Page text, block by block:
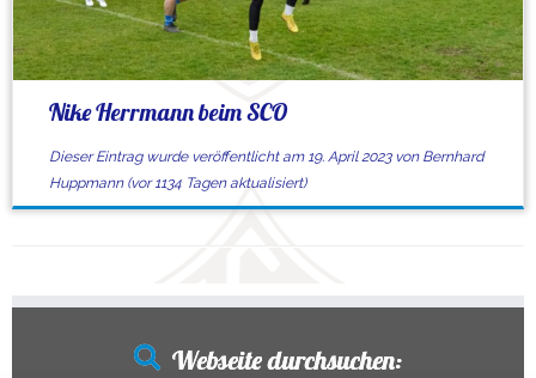
Nike Herrmann beim SCO
Dieser Eintrag wurde veröffentlicht am 19. April 2023 von Bernhard
Huppmann(vor 1134 Tagen aktualisiert)
Webseite durchsuchen: